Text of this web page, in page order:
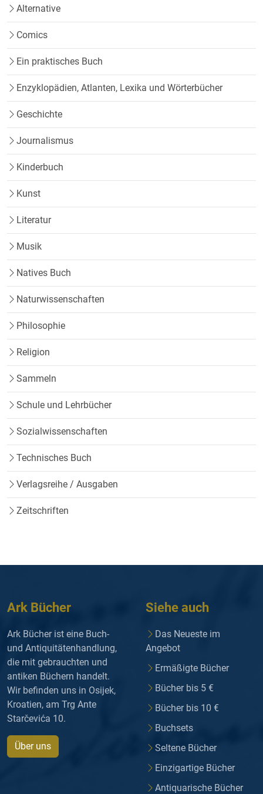
Alternative
Comics
Ein praktisches Buch
Enzyklopädien, Atlanten, Lexika und Wörterbücher
Geschichte
Journalismus
Kinderbuch
Kunst
Literatur
Musik
Natives Buch
Naturwissenschaften
Philosophie
Religion
Sammeln
Schule und Lehrbücher
Sozialwissenschaften
Technisches Buch
Verlagsreihe / Ausgaben
Zeitschriften
Ark Bücher
Ark Bücher ist eine Buch-
und Antiquitätenhandlung,
die mit gebrauchten und
antiken Büchern handelt.
Wir befinden uns in Osijek,
Kroatien, am Trg Ante
Starčevića 10.
Über uns
Siehe auch
Das Neueste im
Angebot
Ermäßigte Bücher
Bücher bis 5 €
Bücher bis 10 €
Buchsets
Seltene Bücher
Einzigartige Bücher
Antiquarische Bücher